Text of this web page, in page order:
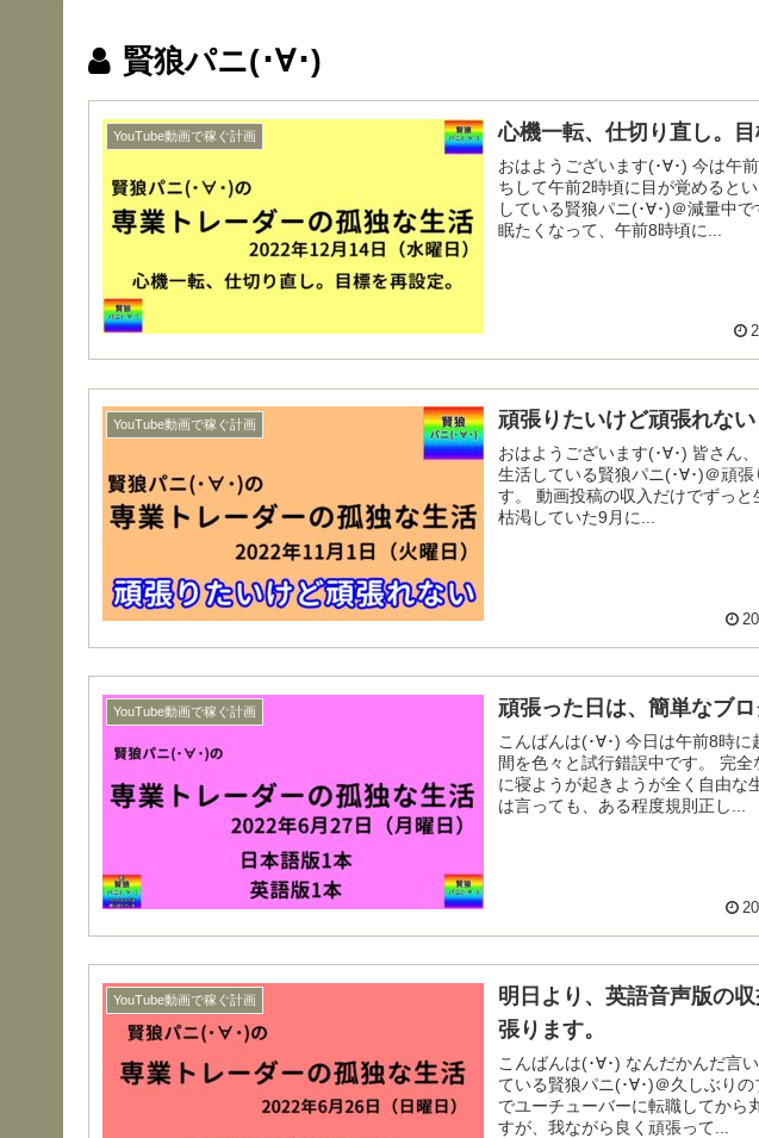
賢狼パニ(･∀･)
YouTube動画で稼ぐ計画 心機一転、仕切り直し。目
おはようございます(･∀･) 今は午前5時です。最近は夜9時頃に寝落
ちして午前2時頃に目が覚めると
している賢狼パニ(･∀･)＠減量中です。 普段だと午前4時
眠たくなって、午前8時頃に...
YouTube動画で稼ぐ計画 頑張りたいけど頑張れない
おはようございます(･∀･) 皆さん、お元気でしょうか？ どうにか
生活している賢狼パニ(･∀･)＠頑
す。 動画投稿の収入だけでずっと生活していましたが、生活費が
枯渇していた9月に...
YouTube動画で稼ぐ計画 頑張った日は、簡単なブロ
こんばんは(･∀･) 今日は午前8時に起床した賢狼パニ(･∀･)＠起床時
間を色々と試行錯誤中です。 完全な無職生活をしていると、何時
に寝ようが起きようが全く自由な
は言っても、ある程度規則正し...
YouTube動画で稼ぐ計画
明日より、英語音声版の
張ります。
こんばんは(･∀･) なんだかんだ言いつつも、無職の生活を継続出来
ている賢狼パニ(･∀･)＠久しぶりのブログ
でユーチューバーに転職してから
すが、我ながら良く頑張って...